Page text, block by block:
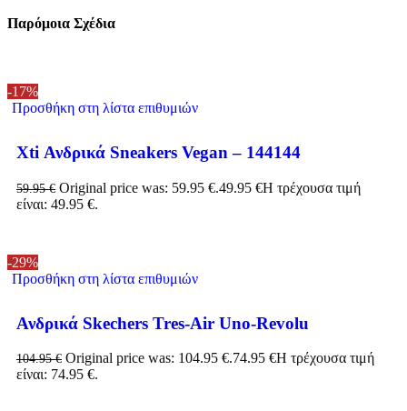
Παρόμοια Σχέδια
-17%
Προσθήκη στη λίστα επιθυμιών
Xti Ανδρικά Sneakers Vegan – 144144
59.95€ Original price was: 59.95 €.49.95 €Η τρέχουσα τιμή
είναι: 49.95 €.
-29%
Προσθήκη στη λίστα επιθυμιών
Ανδρικά Skechers Tres-Air Uno-Revolu
104.95€ Original price was: 104.95 €.74.95 €Η τρέχουσα τιμή
είναι: 74.95 €.